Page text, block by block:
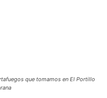
que tomamos en El Portillo